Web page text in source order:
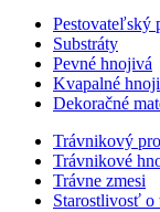
Pestovateľský
Substráty
Pevné hnojivá
Kvapalné
Dekoračné
Trávnikový
Trávnikové
Trávne zmesi
Starostlivosť o